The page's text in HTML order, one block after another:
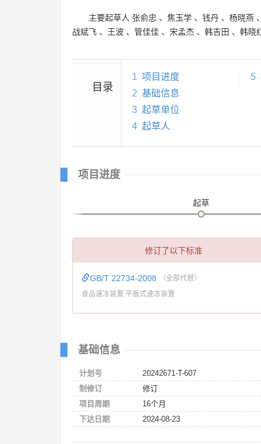
主要起草人 张俞忠 、 焦玉学 、 钱丹 、 杨晓燕 、
战斌飞 、 王波 、 管佳佳 、 宋孟杰 、 韩吉田 、 韩晓
目录
1 项目进度
2 基础信息
3 起草单位
4 起草人
5
项目进度
起草
修订了以下标准
GB/T 22734-2008 （全部代替）
食品速冻装置 平板式速冻装置
基础信息
计划号
20242671-T-607
制修订
修订
项目周期
16个月
下达日期
2024-08-23